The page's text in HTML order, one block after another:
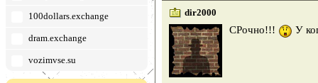
100dollars.exchange
dram.exchange
vozimvse.su
dir2000
СРочно!!! У